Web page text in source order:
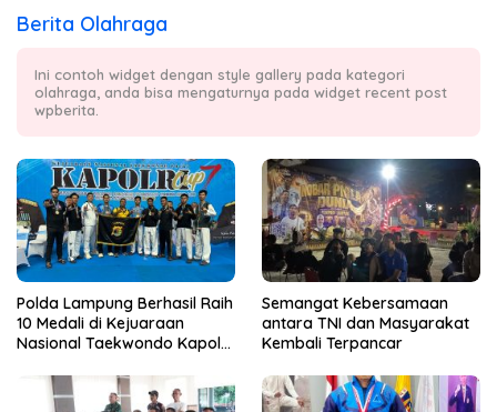
Berita Olahraga
Ini contoh widget dengan style gallery pada kategori
olahraga, anda bisa mengaturnya pada widget recent post
wpberita.
Polda Lampung Berhasil Raih
10 Medali di Kejuaraan
Nasional Taekwondo Kapolri
Semangat Kebersamaan
antara TNI dan Masyarakat
Kembali Terpancar